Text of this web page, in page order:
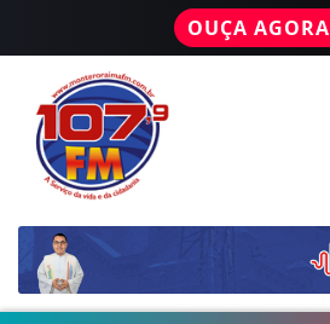
OUÇA AGORA